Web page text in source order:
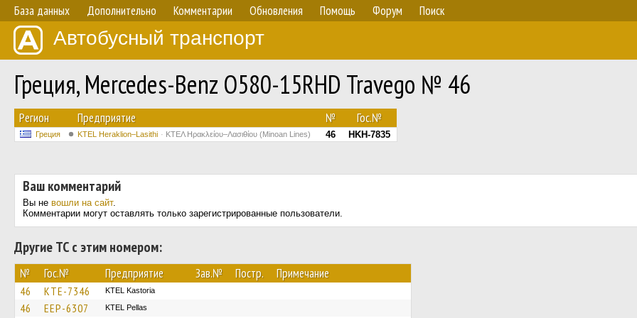
База данных Дополнительно Комментарии Обновления Помощь Форум Поиск
Автобусный транспорт
Греция, Mercedes-Benz O580-15RHD Travego № 46
Регион Предприятие № Гос.№
Греция KTEL Heraklion–Lasithi ΚΤΕΛ Ηρακλείου–Λασιθίου (Minoan Lines) 46 HKH-7835
Ваш комментарий
Вы не вошли на сайт.
Комментарии могут оставлять только зарегистрированные пользователи.
Другие ТС с этим номером:
№ Гос.№ Предприятие Зав.№ Постр. Примечание
46 KTE-7346 KTEL Kastoria
46 EEP-6307 KTEL Pellas